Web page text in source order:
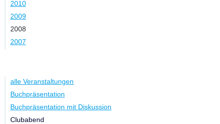
2010
2009
2008
2007
alle Veranstaltungen
Buchpräsentation
Buchpräsentation mit Diskussion
Clubabend